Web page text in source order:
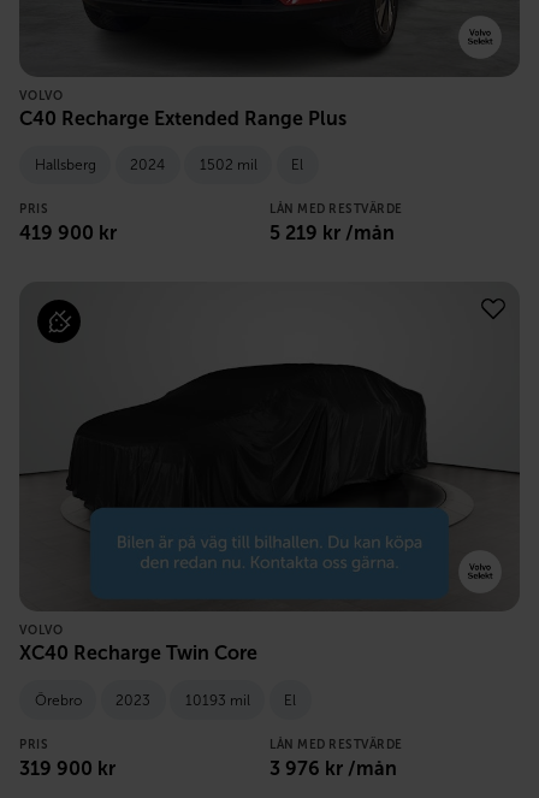
VOLVO
C40 Recharge Extended Range Plus
Hallsberg 2024 1502 mil El
PRIS
419 900 kr
LÅN MED RESTVÄRDE
5 219 kr /mån
VOLVO
XC40 Recharge Twin Core
Örebro 2023 10193 mil El
PRIS
319 900 kr
LÅN MED RESTVÄRDE
3 976 kr /mån